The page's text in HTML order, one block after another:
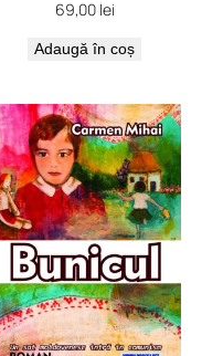
69,00 lei
Adaugă în coș